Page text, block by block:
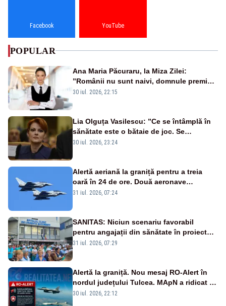
Facebook YouTube
POPULAR
Ana Maria Păcuraru, la Miza Zilei:
”Românii nu sunt naivi, domnule premier
Bolojan”
30 iul. 2026, 22:15
Lia Olguța Vasilescu: ”Ce se întâmplă în
sănătate este o bătaie de joc. Se
guvernează extraordinar de prost”
30 iul. 2026, 23:24
Alertă aeriană la graniță pentru a treia
oară în 24 de ore. Două aeronave
Eurofighter britanice au fost ridicate de la
31 iul. 2026, 07:24
SANITAS: Niciun scenariu favorabil
pentru angajații din sănătate în proiectul
Legii salarizării
31 iul. 2026, 07:29
Alertă la graniță. Nou mesaj RO-Alert în
nordul județului Tulcea. MApN a ridicat de
la sol două avioane F-16
30 iul. 2026, 22:12